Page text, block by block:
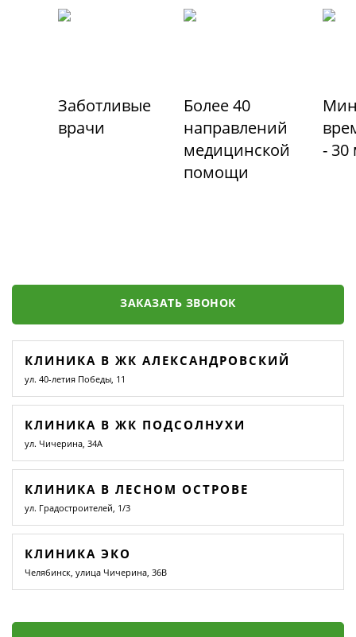
Заботливые
врачи
Более 40
направлений
медицинской
помощи
- 30
ЗАКАЗАТЬ ЗВОНОК
КЛИНИКА В ЖК АЛЕКСАНДРОВСКИЙ
ул. 40-летия Победы, 11
КЛИНИКА В ЖК ПОДСОЛНУХИ
ул. Чичерина, 34А
КЛИНИКА В ЛЕСНОМ ОСТРОВЕ
ул. Градостроителей, 1/3
КЛИНИКА ЭКО
Челябинск, улица Чичерина, 36В